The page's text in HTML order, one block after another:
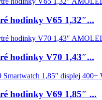
hodinky V65 1,32″...
hodinky V70 1,43″...
hodinky V69 1,85″ ...